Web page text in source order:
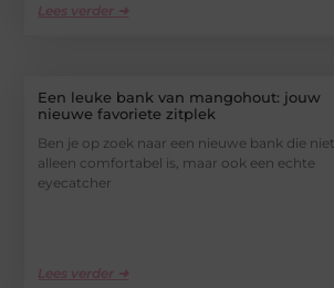
Lees verder ➜
Een leuke bank van mangohout: jouw
nieuwe favoriete zitplek
Ben je op zoek naar een nieuwe bank die niet
alleen comfortabel is, maar ook een echte
eyecatcher
Lees verder ➜